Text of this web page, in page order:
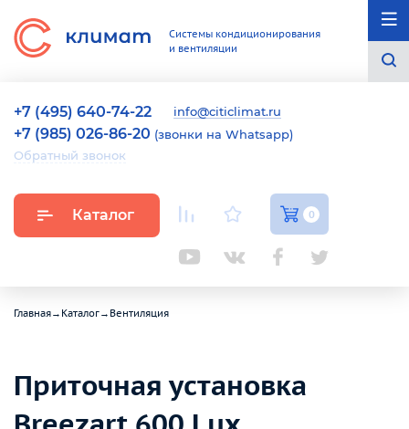
Системы кондиционирования
и вентиляции
+7 (495) 640-74-22 info@citiclimat.ru
+7 (985) 026-86-20 (звонки на Whatsapp)
Обратный звонок
Каталог 0
Главная→ Каталог→ Вентиляция
Приточная установка